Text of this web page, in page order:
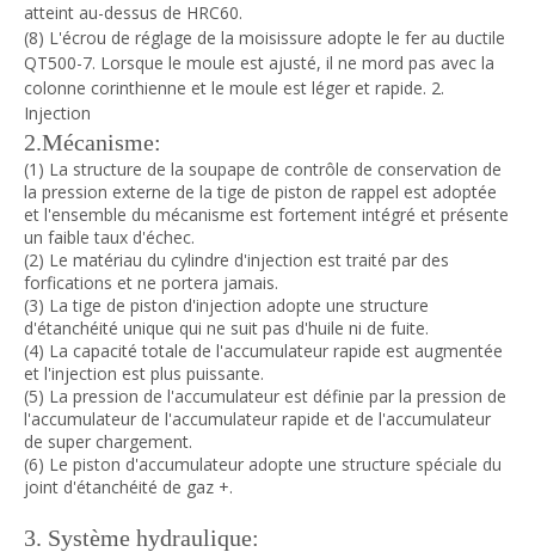
atteint au-dessus de HRC60.
(8) L'écrou de réglage de la moisissure adopte le fer au ductile
QT500-7. Lorsque le moule est ajusté, il ne mord pas avec la
colonne corinthienne et le moule est léger et rapide. 2.
Injection
2.Mécanisme:
(1) La structure de la soupape de contrôle de conservation de
la pression externe de la tige de piston de rappel est adoptée
et l'ensemble du mécanisme est fortement intégré et présente
un faible taux d'échec.
(2) Le matériau du cylindre d'injection est traité par des
forfications et ne portera jamais.
(3) La tige de piston d'injection adopte une structure
d'étanchéité unique qui ne suit pas d'huile ni de fuite.
(4) La capacité totale de l'accumulateur rapide est augmentée
et l'injection est plus puissante.
(5) La pression de l'accumulateur est définie par la pression de
l'accumulateur de l'accumulateur rapide et de l'accumulateur
de super chargement.
(6) Le piston d'accumulateur adopte une structure spéciale du
joint d'étanchéité de gaz +.
3. Système hydraulique: